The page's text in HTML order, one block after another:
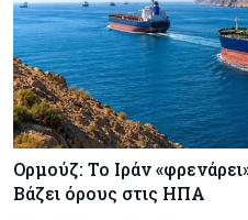
Ορμούζ: Το Ιράν
Βάζει όρους στις ΗΠΑ